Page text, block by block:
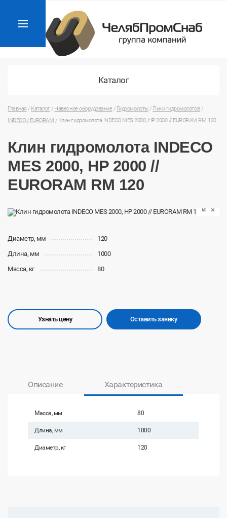
Каталог
Главная / Каталог/ Навесное оборудование / Гидромолоты/ Пики гидромолотов/
INDECO / EURORAM / Клин гидромолота INDECO MES 2000, HP 2000 // EURORAM RM 120
Клин гидромолота INDECO
MES 2000, HP 2000 //
EURORAM RM 120
Диаметр, мм
120
Длина, мм
1000
Масса, кг
80
Узнать цену Оставить заявку
Описание Характеристика
Масса, мм 80
Длина, мм 1000
Диаметр, кг 120